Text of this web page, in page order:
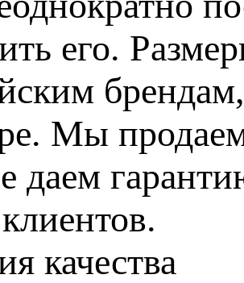
его.
Мы продаем
даем
качества